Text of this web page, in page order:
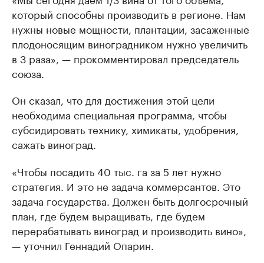
который способны производить в регионе. Нам
нужны новые мощности, плантации, засаженные
плодоносящим виноградником нужно увеличить
в 3 раза», — прокомментировал председатель
союза.
Он сказал, что для достижения этой цели
необходима специальная программа, чтобы
субсидировать технику, химикаты, удобрения,
сажать виноград.
«Чтобы посадить 40 тыс. га за 5 лет нужно
стратегия. И это не задача коммерсантов. Это
задача государства. Должен быть долгосрочный
план, где будем выращивать, где будем
перерабатывать виноград и производить вино»,
— уточнил Геннадий Опарин.